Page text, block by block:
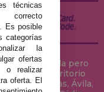
en Sevilla pero
del territorio
Asturias, Ávila,
técnicas
Es posible
categorías
la
ofertas
o realizar
oferta. El